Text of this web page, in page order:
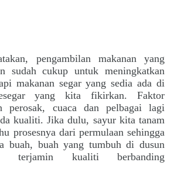
pengambilan makanan yang
sudah cukup untuk meningkatkan
makanan segar yang sedia ada di
yang kita fikirkan. Faktor
perosak, cuaca dan pelbagai lagi
kualiti. Jika dulu, sayur kita tanam
prosesnya dari permulaan sehingga
buah, buah yang tumbuh di dusun
terjamin kualiti berbanding